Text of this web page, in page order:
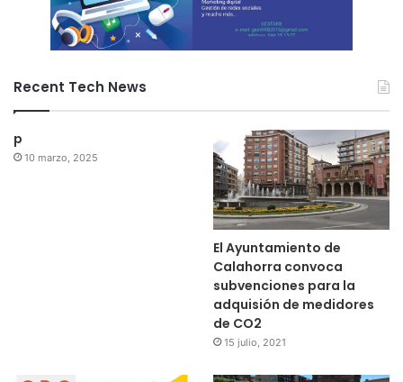
Recent Tech News
p
10 marzo, 2025
El Ayuntamiento de
Calahorra convoca
subvenciones para la
adquisión de medidores
de CO2
15 julio, 2021